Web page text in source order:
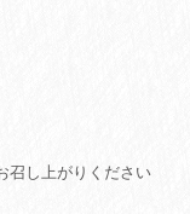
召し上がりください